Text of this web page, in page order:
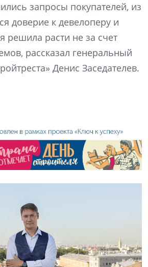
запросы покупателей, из
доверие к девелоперу и
решила расти не за счет
рассказал генеральный
Денис Заседателев.